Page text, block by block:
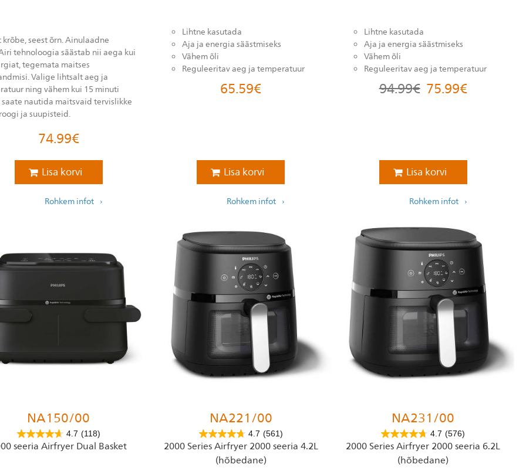
krõbe, seest õrn. Ainulaadne
tehnoloogia säästab nii aega kui
tegemata maitses
Valige lihtsalt aeg ja
ning vähem kui 15 minuti
nautida maitsvaid tervislikke
ja suupisteid.
74.99€
Lisa korvi
Rohkem infot
Lihtne kasutada
Aja ja energia säästmiseks
Vähem õli
Reguleeritav aeg ja temperatuur
65.59€
Lisa korvi
Rohkem infot
Lihtne kasutada
Aja ja energia säästmiseks
Vähem õli
Reguleeritav aeg ja temperatuur
94.99€ 75.99€
Lisa korvi
Rohkem infot
NA150/00
4.7 (118)
seeria Airfryer Dual Basket
NA221/00
4.7 (561)
2000 Series Airfryer 2000 seeria 4.2L
(hõbedane)
NA231/00
4.7 (576)
2000 Series Airfryer 2000 seeria 6.2L
(hõbedane)